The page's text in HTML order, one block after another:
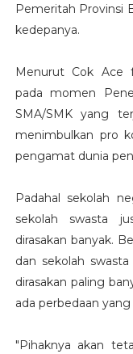
Pemeritah Provinsi
kedepanya.
Menurut Cok Ace
pada momen
SMA/SMK yang
menimbulkan pro
pengamat dunia
Padahal sekolah
sekolah swasta
dirasakan banyak.
dan sekolah
dirasakan paling
ada perbedaan
"Pihaknya akan